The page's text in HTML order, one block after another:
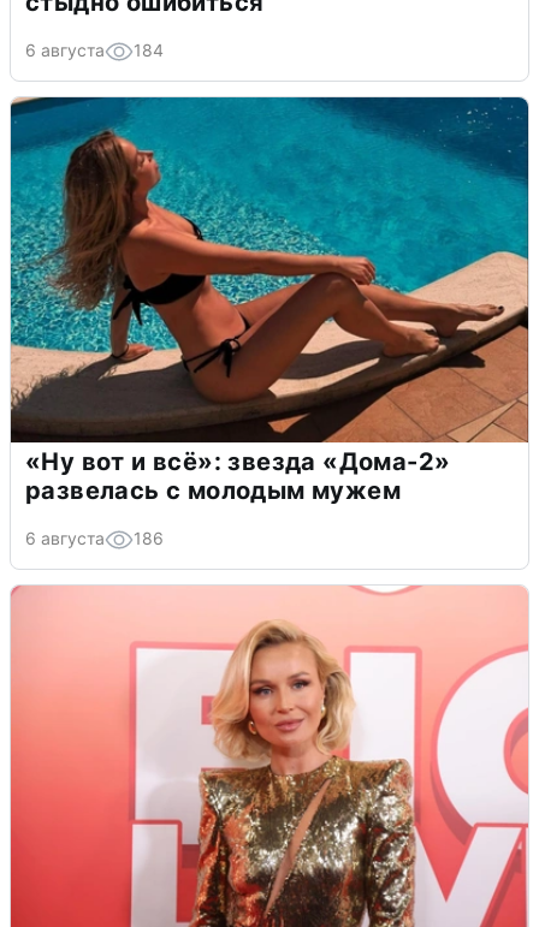
6 августа 184
«Ну вот и всё»: звезда «Дома-2»
развелась с молодым мужем
6 августа 186